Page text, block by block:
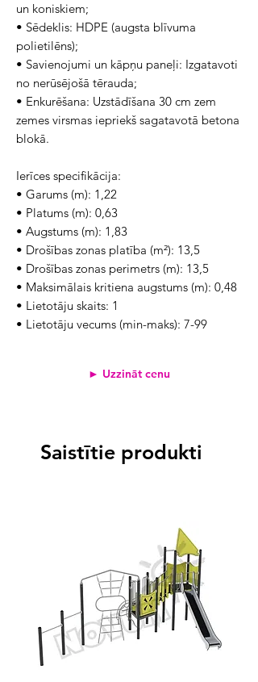
un koniskiem;
• Sēdeklis: HDPE (augsta blīvuma
polietilēns);
• Savienojumi un kāpņu paneļi: Izgatavoti
no nerūsējošā tērauda;
• Enkurēšana: Uzstādīšana 30 cm zem
zemes virsmas iepriekš sagatavotā betona
blokā.
Ierīces specifikācija:
• Garums (m): 1,22
• Platums (m): 0,63
• Augstums (m): 1,83
• Drošības zonas platība (m²): 13,5
• Drošības zonas perimetrs (m): 13,5
• Maksimālais kritiena augstums (m): 0,48
• Lietotāju skaits: 1
• Lietotāju vecums (min-maks): 7-99
► Uzzināt cenu
Saistītie produkti